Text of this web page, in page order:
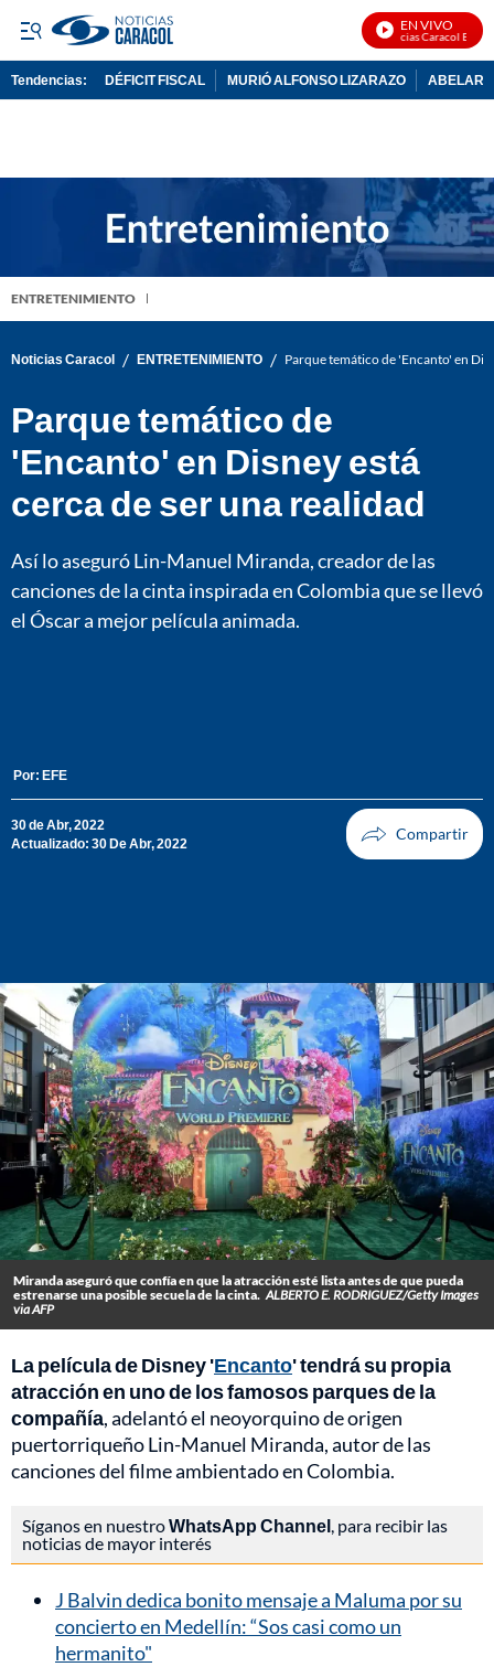
EN VIVO
Noticias Caracol En Vivo
Tendencias: DÉFICIT FISCAL MURIÓ ALFONSO LIZARAZO
ENTRETENIMIENTO
Noticias Caracol / ENTRETENIMIENTO / Parque temático de 'Encanto' en
Parque temático de
'Encanto' en Disney está
cerca de ser una realidad
Así lo aseguró Lin-Manuel Miranda, creador de las
canciones de la cinta inspirada en Colombia que se llevó
el Óscar a mejor película animada.
Por: EFE
30 de Abr, 2022
Actualizado: 30 De Abr, 2022
Miranda aseguró que confía en que la atracción esté lista antes de que pueda
estrenarse una posible secuela de la cinta. ALBERTO E. RODRIGUEZ/Getty Images
via AFP
La película de Disney 'Encanto' tendrá su propia
atracción en uno de los famosos parques de la
compañía, adelantó el neoyorquino de origen
puertorriqueño Lin-Manuel Miranda, autor de las
canciones del filme ambientado en Colombia.
Síganos en nuestroWhatsApp Channel, para recibir las
noticias de mayor interés
J Balvin dedica bonito mensaje a Maluma por su
concierto en Medellín: “Sos casi como un
hermanito"